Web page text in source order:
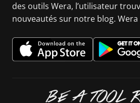
des outils Wera, l’utilisateur
nouveautés sur notre blog. Wera
BE A TOOL